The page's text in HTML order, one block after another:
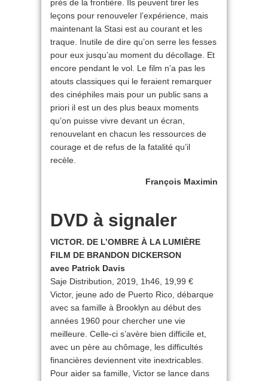
près de la frontière. Ils peuvent tirer les
leçons pour renouveler l’expérience, mais
maintenant la Stasi est au courant et les
traque. Inutile de dire qu’on serre les fesses
pour eux jusqu’au moment du décollage. Et
encore pendant le vol. Le film n’a pas les
atouts classiques qui le feraient remarquer
des cinéphiles mais pour un public sans a
priori il est un des plus beaux moments
qu’on puisse vivre devant un écran,
renouvelant en chacun les ressources de
courage et de refus de la fatalité qu’il
recèle.
François Maximin
DVD à signaler
VICTOR. DE L’OMBRE À LA LUMIÈRE
FILM DE BRANDON DICKERSON
avec Patrick Davis
Saje Distribution, 2019, 1h46, 19,99 €
Victor, jeune ado de Puerto Rico, débarque
avec sa famille à Brooklyn au début des
années 1960 pour chercher une vie
meilleure. Celle-ci s’avère bien difficile et,
avec un père au chômage, les difficultés
financières deviennent vite inextricables.
Pour aider sa famille, Victor se lance dans